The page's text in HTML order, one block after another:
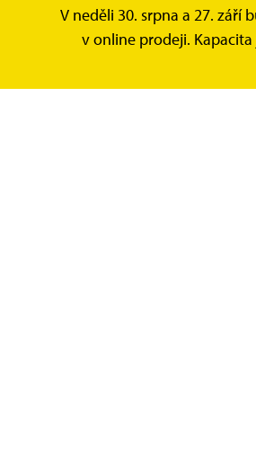
V neděli 30. srpna a 27.
v online prodeji.
Zámek Valtice